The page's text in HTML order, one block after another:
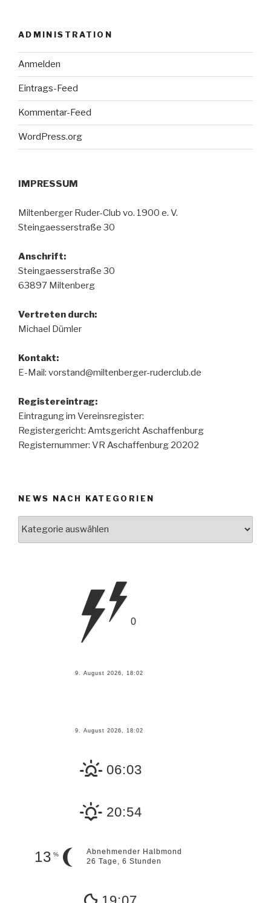
ADMINISTRATION
Anmelden
Eintrags-Feed
Kommentar-Feed
WordPress.org
IMPRESSUM
Miltenberger Ruder-Club vo. 1900 e. V.
Steingaesserstraße 30
Anschrift:
Steingaesserstraße 30
63897 Miltenberg
Vertreten durch:
Michael Dümler
Kontakt:
E-Mail: vorstand@miltenberger-ruderclub.de
Registereintrag:
Eintragung im Vereinsregister:
Registergericht: Amtsgericht Aschaffenburg
Registernummer: VR Aschaffenburg 20202
NEWS NACH KATEGORIEN
0
9. August 2026, 18:02
9. August 2026, 18:02
06:03
20:54
13 %
Abnehmender Halbmond
26 Tage, 6 Stunden